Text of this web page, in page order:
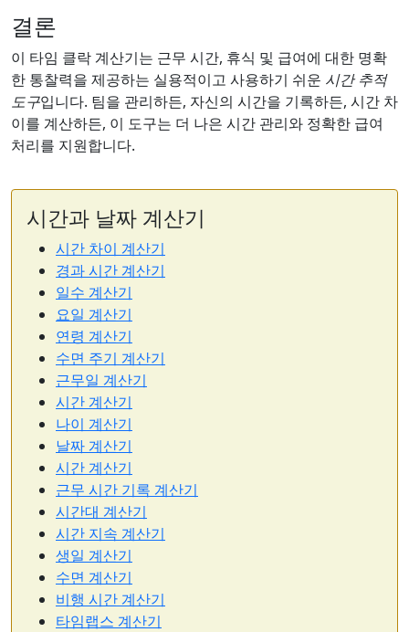
결론
이 타임 클락 계산기는 근무 시간, 휴식 및 급여에 대한 명확
한 통찰력을 제공하는 실용적이고 사용하기 쉬운 시간 추적
도구입니다. 팀을 관리하든, 자신의 시간을 기록하든, 시간 차
이를 계산하든, 이 도구는 더 나은 시간 관리와 정확한 급여
처리를 지원합니다.
시간과 날짜 계산기
시간 차이 계산기
경과 시간 계산기
일수 계산기
요일 계산기
연령 계산기
수면 주기 계산기
근무일 계산기
시간 계산기
나이 계산기
날짜 계산기
시간 계산기
근무 시간 기록 계산기
시간대 계산기
시간 지속 계산기
생일 계산기
수면 계산기
비행 시간 계산기
타임랩스 계산기